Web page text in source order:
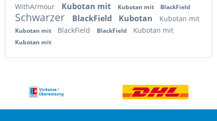
WithArmour
Kubotan mit Kubotan mit BlackField
Schwarzer BlackField Kubotan Kubotan mit
Kubotan mit BlackField BlackField Kubotan mit
Kubotan mit